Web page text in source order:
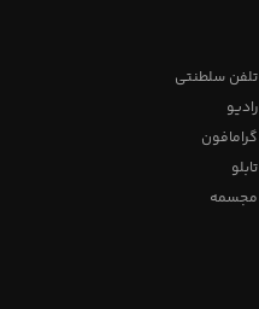
تلفن سلطنتی
رادیو
گرامافون
تابلو
مجسمه